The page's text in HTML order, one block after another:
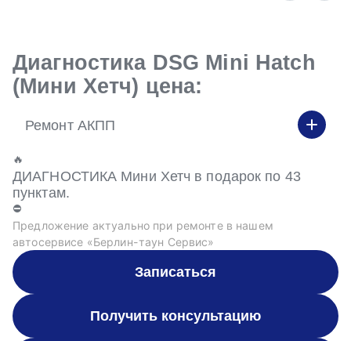
Диагностика DSG Mini Hatch
(Мини Хетч) цена:
Ремонт АКПП
🔥
ДИАГНОСТИКА Мини Хетч в подарок по 43
пунктам.
⛔
Предложение актуально при ремонте в нашем
автосервисе «Берлин-таун Сервис»
Записаться
Получить консультацию